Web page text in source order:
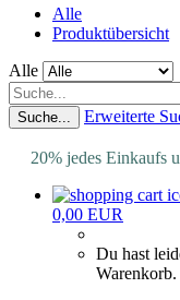
Alle
Produktübersicht
Alle
Suche... Erweiterte
20% jedes Einkaufs
0,00 EUR
Du hast
Warenkorb.